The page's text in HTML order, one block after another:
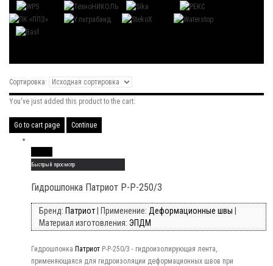
Сортировка:
You've just added this product to the cart:
Go to cart page Continue
Быстрый просмотр
Гидрошпонка Патриот Р-Р-250/3
Бренд: Патриот | Применение: Деформационные швы
Материал изготовления: ЭПДМ
Гидрошпонка Патриот Р-Р-250/3 - гидроизолирующая лента,
применяющаяся для гидроизоляции деформационных швов при